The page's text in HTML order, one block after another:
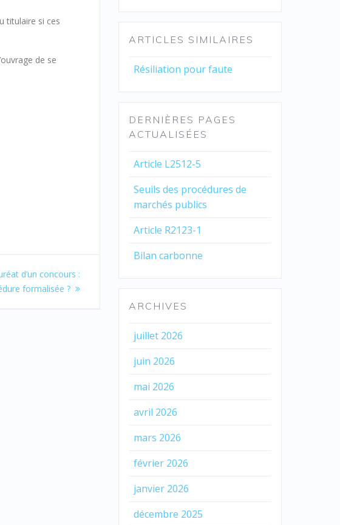
titulaire si ces
de se
d’un concours :
formalisée ?
ARTICLES SIMILAIRES
Résiliation pour faute
DERNIÈRES PAGES
ACTUALISÉES
Article L2512-5
Seuils des procédures de
marchés publics
Article R2123-1
Bilan carbonne
ARCHIVES
juillet 2026
juin 2026
mai 2026
avril 2026
mars 2026
février 2026
janvier 2026
décembre 2025